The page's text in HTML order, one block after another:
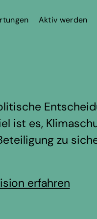
Aktiv werden
ist es,
zu
erfahren